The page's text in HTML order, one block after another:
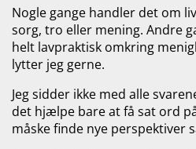
Nogle gange handler det om
sorg, tro eller mening. Andre
helt lavpraktisk omkring
lytter jeg gerne.
Jeg sidder ikke med alle
det hjælpe bare at få sat ord
måske finde nye perspektiver